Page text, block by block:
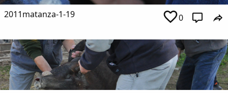
2011matanza-1-19 0